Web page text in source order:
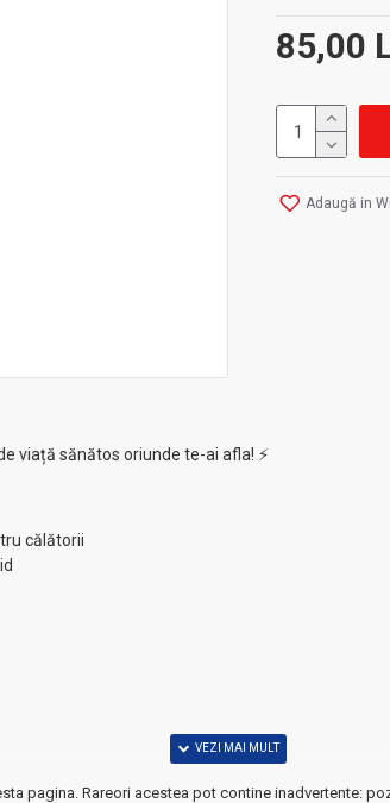
85,00
Adaugă in
viață sănătos oriunde te-ai afla! ⚡
călătorii
pagina. Rareori acestea pot contine inadvertente: